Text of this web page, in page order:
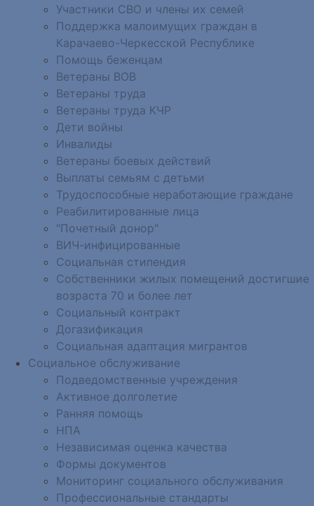
Участники СВО и члены их семей
Поддержка малоимущих граждан в
Карачаево-Черкесской Республике
Помощь беженцам
Ветераны ВОВ
Ветераны труда
Ветераны труда КЧР
Дети войны
Инвалиды
Ветераны боевых действий
Выплаты семьям с детьми
Трудоспособные неработающие граждане
Реабилитированные лица
"Почетный донор"
ВИЧ-инфицированные
Социальная стипендия
Собственники жилых помещений достигшие
возраста 70 и более лет
Социальный контракт
Догазификация
Социальная адаптация мигрантов
Социальное обслуживание
Подведомственные учреждения
Активное долголетие
Ранняя помощь
НПА
Независимая оценка качества
Формы документов
Мониторинг социального обслуживания
Профессиональные стандарты